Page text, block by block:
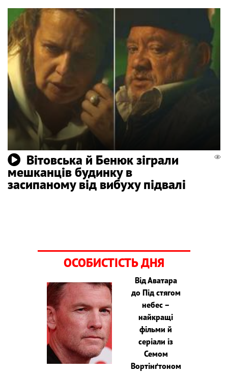
Вітовська й Бенюк зіграли
мешканців будинку в
засипаному від вибуху підвалі
ОСОБИСТІСТЬ ДНЯ
Від Аватара
до Під стягом
небес –
найкращі
фільми й
серіали із
Семом
Вортінґтоном